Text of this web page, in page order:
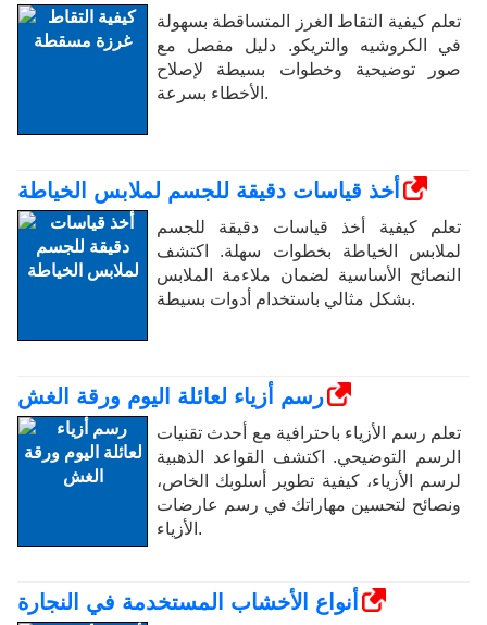
تعلم كيفية التقاط الغرز المتساقطة بسهولة
في الكروشيه والتريكو. دليل مفصل مع
صور توضيحية وخطوات بسيطة لإصلاح
الأخطاء بسرعة.
أخذ قياسات دقيقة للجسم لملابس الخياطة
تعلم كيفية أخذ قياسات دقيقة للجسم
لملابس الخياطة بخطوات سهلة. اكتشف
النصائح الأساسية لضمان ملاءمة الملابس
بشكل مثالي باستخدام أدوات بسيطة.
رسم أزياء لعائلة اليوم ورقة الغش
تعلم رسم الأزياء باحترافية مع أحدث تقنيات
الرسم التوضيحي. اكتشف القواعد الذهبية
لرسم الأزياء، كيفية تطوير أسلوبك الخاص،
ونصائح لتحسين مهاراتك في رسم عارضات
الأزياء.
أنواع الأخشاب المستخدمة في النجارة